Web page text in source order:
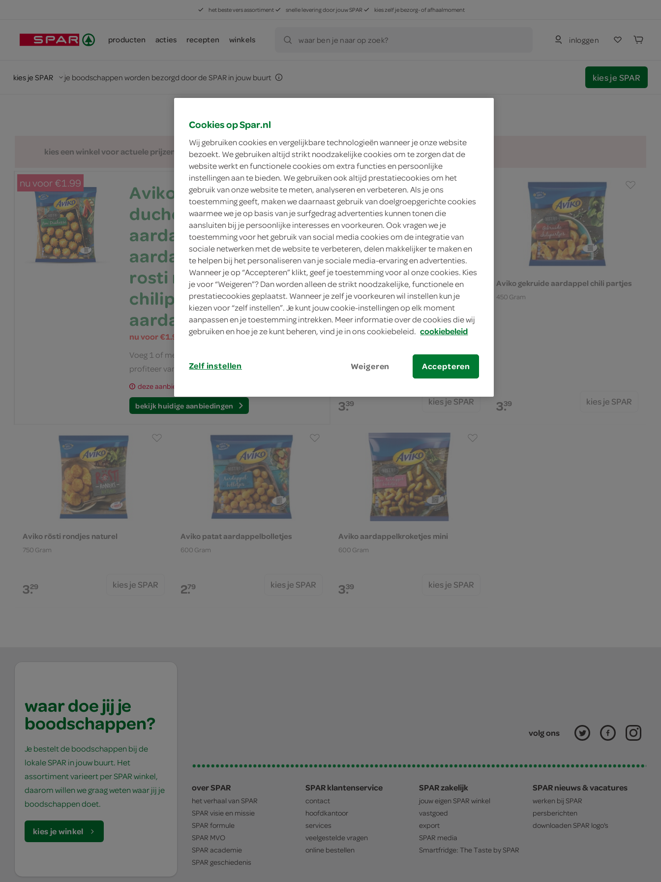
het beste vers assortiment snelle levering door jouw SPAR kies zelf je bezorg- of afhaalmoment
producten acties recepten winkels waar ben je naar op zoek? inloggen
kies je SPAR je boodschappen worden bezorgd door de SPAR in jouw buurt kies je SPAR
kies een winkel voor actuele prijzen en assortiment zoek winkel
nu voor €1.99
Aviko pommes
duchess, mini
aardappelkroketjes,
aardappel bolletjes,
rosti rondjes,
chilipartjes of
aardappelpuree
nu voor €1.99
Voeg 1 of meer producten aan je winkelmand toe en
profiteer van de lage prijs.
deze aanbieding is verlopen
bekijk huidige aanbiedingen
Aviko aardappeltoefjes Pom' Duchesse
750 Gram
3.39 kies je SPAR
Aviko gekruide aardappel chili partjes
450 Gram
3.39 kies je SPAR
Aviko rösti rondjes naturel
750 Gram
3.29 kies je SPAR
Aviko patat aardappelbolletjes
600 Gram
2.79 kies je SPAR
Aviko aardappelkroketjes mini
600 Gram
3.39 kies je SPAR
waar doe jij je
boodschappen?
Je bestelt de boodschappen bij de
lokale SPAR in jouw buurt. Het
assortiment varieert per SPAR winkel,
daarom willen we graag weten waar jij je
boodschappen doet.
kies je winkel
volg ons
over SPAR
het verhaal van SPAR
SPAR visie en missie
SPAR formule
SPAR MVO
SPAR academie
SPAR geschiedenis
SPAR klantenservice
contact
hoofdkantoor
services
veelgestelde vragen
online bestellen
SPAR zakelijk
jouw eigen SPAR winkel
vastgoed
export
SPAR media
Smartfridge: The Taste bySPAR
SPAR nieuws & vacatures
werken bij SPAR
persberichten
downloaden SPAR logo's
Cookies op Spar.nl
Wij gebruiken cookies en vergelijkbare technologieën wanneer je onze website
bezoekt. We gebruiken altijd strikt noodzakelijke cookies om te zorgen dat de
website werkt en functionele cookies om extra functies en persoonlijke
instellingen aan te bieden. We gebruiken ook altijd prestatiecookies om het
gebruik van onze website te meten, analyseren en verbeteren. Als je ons
toestemming geeft, maken we daarnaast gebruik van doelgroepgerichte cookies
waarmee we je op basis van je surfgedrag advertenties kunnen tonen die
aansluiten bij je persoonlijke interesses en voorkeuren. Ook vragen we je
toestemming voor het gebruik van social media cookies om de integratie van
sociale netwerken met de website te verbeteren, delen makkelijker te maken en
te helpen bij het personaliseren van je sociale media-ervaring en advertenties.
Wanneer je op “Accepteren” klikt, geef je toestemming voor al onze cookies. Kies
je voor “Weigeren”? Dan worden alleen de strikt noodzakelijke, functionele en
prestatiecookies geplaatst. Wanneer je zelf je voorkeuren wil instellen kun je
kiezen voor “zelf instellen”. Je kunt jouw cookie-instellingen op elk moment
aanpassen en je toestemming intrekken. Meer informatie over de cookies die wij
gebruiken en hoe je ze kunt beheren, vind je in ons cookiebeleid. cookiebeleid
Zelf instellen Weigeren Accepteren